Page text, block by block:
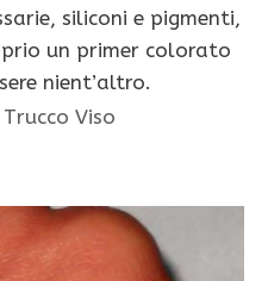
siliconi e pigmenti,
un primer colorato
nient’altro.
Trucco Viso